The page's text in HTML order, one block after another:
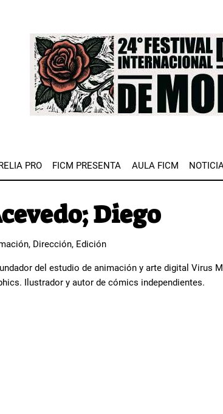
Image
PRO FICM PRESENTA AULA FICM
Diego
Dirección, Edición
del estudio de animación y arte digital Virus
Ilustrador y autor de cómics independientes.